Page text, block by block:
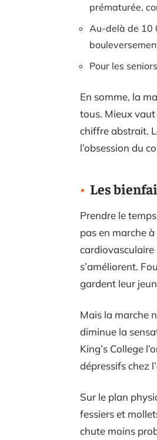
prématurée,
Au-delà de 10
Pour les
En somme, la
tous. Mieux vaut
chiffre abstrait.
l’obsession du
Les
Prendre le
pas en marche
s’améliorent.
gardent leur
Mais la marche
diminue la
King’s College
dépressifs chez
Sur le plan
fessiers et
chute moins